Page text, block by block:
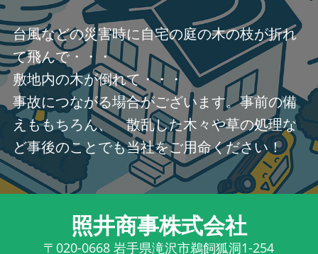
台風などの災害時に自宅の庭の木の枝が折れ
て飛んで・・・
敷地内の木が倒れて・・・
事故につながる場合がございます。事前の備
えももちろん、 散乱した木々や草の処理な
ど事後のことでも当社をご用命ください！
照井商事株式会社
〒020-0668 岩手県滝沢市鵜飼狐洞1-254